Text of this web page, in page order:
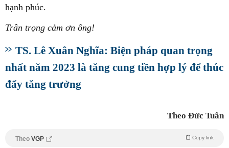
hạnh phúc.
Trân trọng cảm ơn ông!
TS. Lê Xuân Nghĩa: Biện pháp quan trọng
nhất năm 2023 là tăng cung tiền hợp lý để thúc
đẩy tăng trưởng
Theo Đức Tuân
Theo VGP Copy link